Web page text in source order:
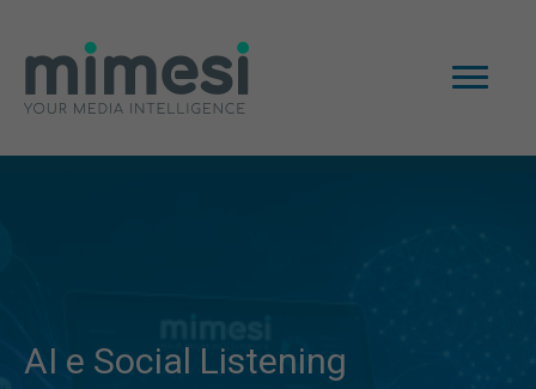
AI e Social Listening